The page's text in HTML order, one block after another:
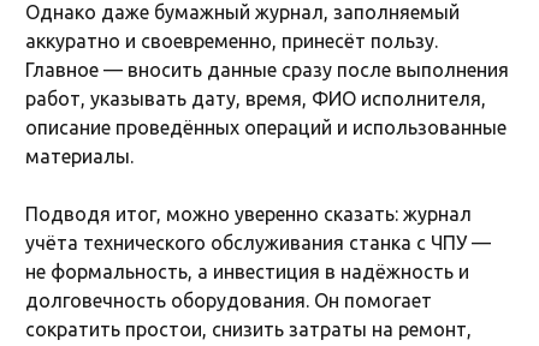
Однако даже бумажный журнал, заполняемый
аккуратно и своевременно, принесёт пользу.
Главное — вносить данные сразу после выполнения
работ, указывать дату, время, ФИО исполнителя,
описание проведённых операций и использованные
материалы.
Подводя итог, можно уверенно сказать: журнал
учёта технического обслуживания станка с ЧПУ —
не формальность, а инвестиция в надёжность и
долговечность оборудования. Он помогает
сократить простои, снизить затраты на ремонт,